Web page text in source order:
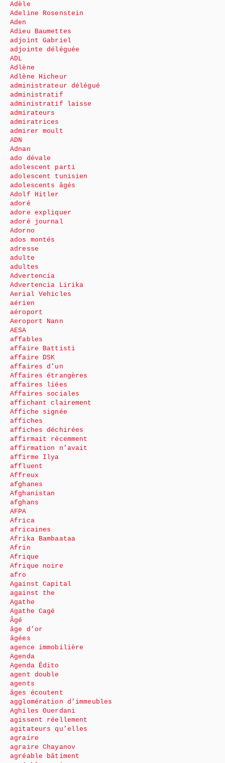
Adèle
Adeline Rosenstein
Aden
Adieu Baumettes
adjoint Gabriel
adjointe déléguée
ADL
Adlène
Adlène Hicheur
administrateur délégué
administratif
administratif laisse
admirateurs
admiratrices
admirer moult
ADN
Adnan
ado dévale
adolescent parti
adolescent tunisien
adolescents âgés
Adolf Hitler
adoré
adore expliquer
adoré journal
Adorno
ados montés
adresse
adulte
adultes
Advertencia
Advertencia Lirika
Aerial Vehicles
aérien
aéroport
Aeroport Nann
AESA
affables
affaire Battisti
affaire DSK
affaires d’un
Affaires étrangères
affaires liées
Affaires sociales
affichant clairement
Affiche signée
affiches
affiches déchirées
affirmait récemment
affirmation n’avait
affirme Ilya
affluent
Affreux
afghanes
Afghanistan
afghans
AFPA
Africa
africaines
Afrika Bambaataa
Afrin
Afrique
Afrique noire
afro
Against Capital
against the
Agathe
Agathe Cagé
Âgé
âge d’or
âgées
agence immobilière
Agenda
Agenda Édito
agent double
agents
âges écoutent
agglomération d’immeubles
Aghiles Ouerdani
agissent réellement
agitateurs qu’elles
agraire
agraire Chayanov
agréable bâtiment